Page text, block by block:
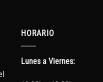
HORARIO
Lunes a Viernes: